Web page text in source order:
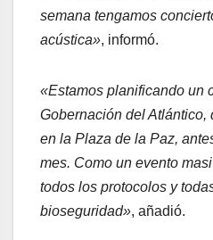
semana tengamos
acústica», informó.
«Estamos planificando un
Gobernación del Atlántico,
en la Plaza de la Paz,
mes. Como un evento
todos los protocolos y
bioseguridad», añadió.